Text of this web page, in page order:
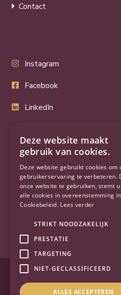
Contact
Instagram
Facebook
LinkedIn
YouTube
Powered by Alle
Privacyverklaring
Deze website maakt
gebruik van cookies.
Deze website gebruikt cookies om
gebruikerservaring te verbeteren.
onze website te gebruiken, stemt
alle cookies in overeenstemming
Cookiebeleid. Lees verder
STRIKT NOODZAKELIJK
PRESTATIE
TARGETING
NIET-GECLASSIFICEERD
ALLES ACCEPTEREN